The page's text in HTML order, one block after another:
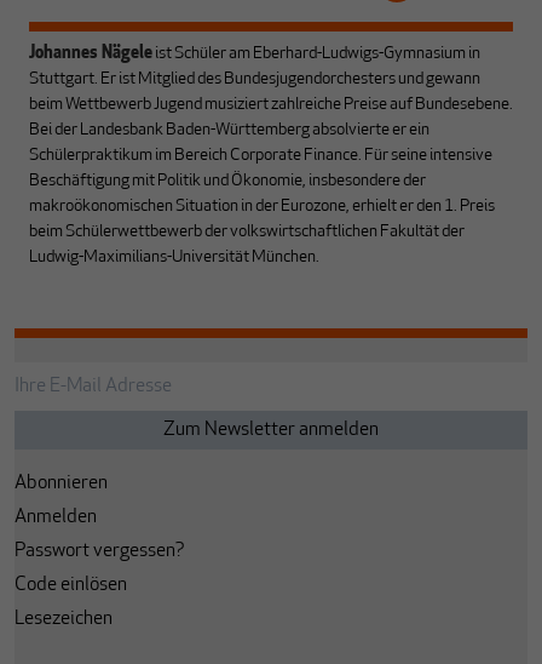
Johannes Nägele ist Schüler am Eberhard-Ludwigs-Gymnasium in
Stuttgart. Er ist Mitglied des Bundesjugendorchesters und gewann
beim Wettbewerb Jugend musiziert zahlreiche Preise auf Bundesebene.
Bei der Landesbank Baden-Württemberg absolvierte er ein
Schülerpraktikum im Bereich Corporate Finance. Für seine intensive
Beschäftigung mit Politik und Ökonomie, insbesondere der
makroökonomischen Situation in der Eurozone, erhielt er den 1. Preis
beim Schülerwettbewerb der volkswirtschaftlichen Fakultät der
Ludwig-Maximilians-Universität München.
Abonnieren
Anmelden
Passwort vergessen?
Code einlösen
Lesezeichen